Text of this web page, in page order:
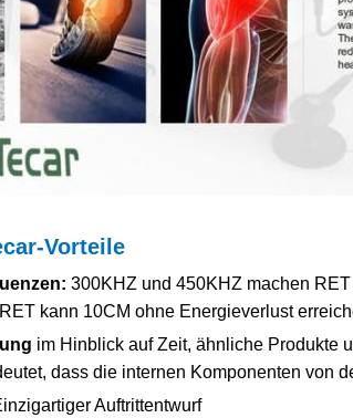
Vorteile
300KHZ und 450KHZ machen
kann 10CM ohne Energieverlust
im Hinblick auf Zeit, ähnliche Produkte
dass die internen Komponenten von
Auftrittentwurf